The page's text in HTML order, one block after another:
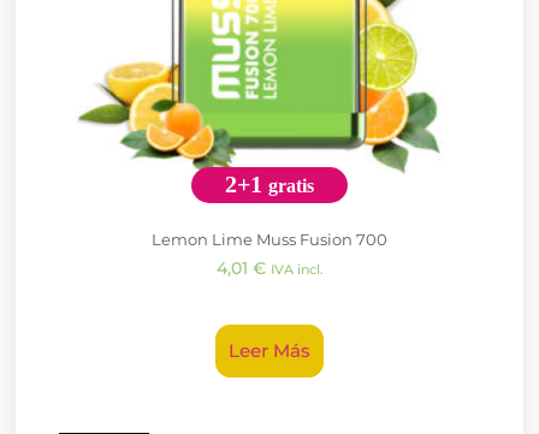
2+1 gratis
Lemon Lime Muss Fusion 700
4,01 € IVA incl.
Leer Más